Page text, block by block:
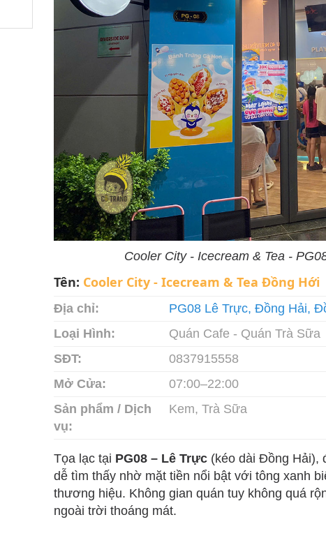
Cooler City - Icecream & Tea -
Tên: Cooler City - Icecream & Tea Đồng Hới
Địa chỉ:
PG08 Lê Trực, Đồng Hải,
Loại Hình:
Quán Cafe - Quán Trà Sữa
SĐT:
0837915558
Mở Cửa:
07:00–22:00
Sản phẩm / Dịch
vụ:
Kem, Trà Sữa
Tọa lạc tại PG08 – Lê Trực (kéo dài Đồng Hải),
dễ tìm thấy nhờ mặt tiền nổi bật với tông xanh
thương hiệu. Không gian quán tuy không quá
ngoài trời thoáng mát.